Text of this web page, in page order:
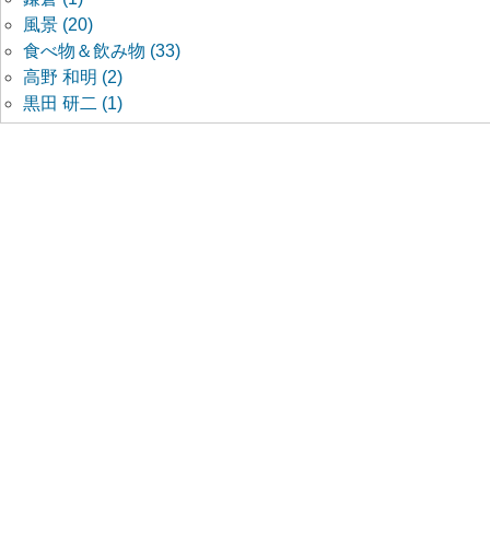
風景 (20)
食べ物＆飲み物 (33)
高野 和明 (2)
黒田 研二 (1)